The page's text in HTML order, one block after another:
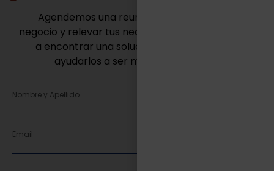
Agendemos una reunión para conocer tu
negocio y relevar tus necesidades. Juntos vamos
a encontrar una solución innovadora para
ayudarlos a ser mas competitivos.